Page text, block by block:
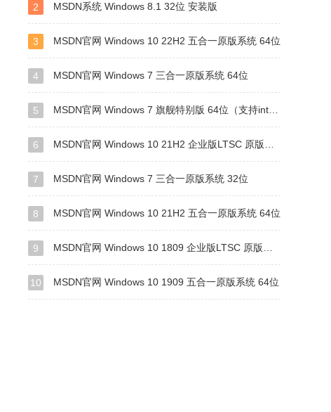
2 MSDN系统 Windows 8.1 32位 安装版
3 MSDN官网 Windows 10 22H2 五合一原版系统 64位
4 MSDN官网 Windows 7 三合一原版系统 64位
5 MSDN官网 Windows 7 旗舰特别版 64位（支持intel&amd最新硬件）
6 MSDN官网 Windows 10 21H2 企业版LTSC 原版系统 64位
7 MSDN官网 Windows 7 三合一原版系统 32位
8 MSDN官网 Windows 10 21H2 五合一原版系统 64位
9 MSDN官网 Windows 10 1809 企业版LTSC 原版系统 64位
10 MSDN官网 Windows 10 1909 五合一原版系统 64位